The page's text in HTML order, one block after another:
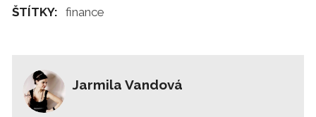
ŠTÍTKY: finance
Jarmila Vandová